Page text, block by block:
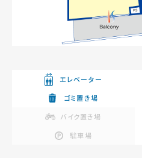
エレベーター
ゴミ置き場
バイク置き場
駐車場